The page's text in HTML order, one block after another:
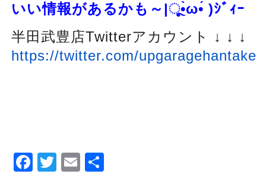
いい情報があるかも～ |ૂ•̀ω•́ )ｼﾞｨｰ
半田武豊店Twitterアカウント ↓ ↓ ↓
https://twitter.com/upgaragehantake
Facebook
Twitter
EmailShare